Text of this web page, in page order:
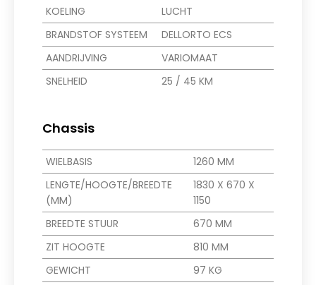
KOELING
LUCHT
BRANDSTOF SYSTEEM
DELLORTO ECS
AANDRIJVING
VARIOMAAT
SNELHEID
25 / 45 KM
Chassis
WIELBASIS
1260 MM
LENGTE/HOOGTE/BREEDTE
(MM)
1830 X 670 X
1150
BREEDTE STUUR
670 MM
ZIT HOOGTE
810 MM
GEWICHT
97 KG